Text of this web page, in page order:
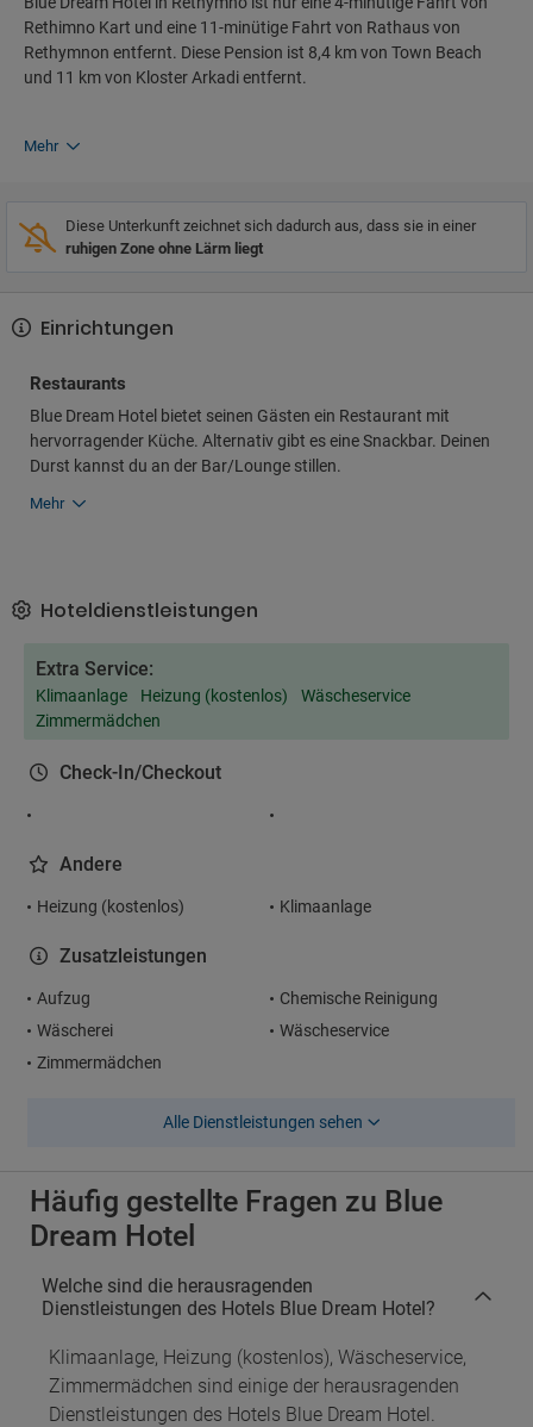
Rethimno Kart und eine 11-minütige Fahrt von Rathaus von
Rethymnon entfernt. Diese Pension ist 8,4 km von Town Beach
und 11 km von Kloster Arkadi entfernt.
Mehr
Diese Unterkunft zeichnet sich dadurch aus, dass sie in einer
ruhigen Zone ohne Lärm liegt
Einrichtungen
Restaurants
Blue Dream Hotel bietet seinen Gästen ein Restaurant mit
hervorragender Küche. Alternativ gibt es eine Snackbar. Deinen
Durst kannst du an der Bar/Lounge stillen.
Mehr
Hoteldienstleistungen
Extra Service:
Klimaanlage Heizung (kostenlos)
Wäscheservice
Zimmermädchen
Check-In/Checkout
Andere
Heizung (kostenlos) Klimaanlage
Zusatzleistungen
Aufzug
Chemische Reinigung
Wäscherei
Wäscheservice
Zimmermädchen
Alle Dienstleistungen sehen
Häufig gestellte Fragen zu Blue
Dream Hotel
Welche sind die herausragenden
Dienstleistungen des Hotels Blue Dream Hotel?
Klimaanlage, Heizung (kostenlos), Wäscheservice,
Zimmermädchen sind einige der herausragenden
Dienstleistungen des Hotels Blue Dream Hotel.